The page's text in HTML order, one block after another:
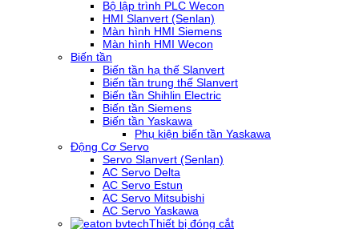
Bộ lập trình PLC Wecon
HMI Slanvert (Senlan)
Màn hình HMI Siemens
Màn hình HMI Wecon
Biến tần
Biến tần hạ thế Slanvert
Biến tần trung thế Slanvert
Biến tần Shihlin Electric
Biến tần Siemens
Biến tần Yaskawa
Phụ kiện biến tần Yaskawa
Động Cơ Servo
Servo Slanvert (Senlan)
AC Servo Delta
AC Servo Estun
AC Servo Mitsubishi
AC Servo Yaskawa
Thiết bị đóng cắt